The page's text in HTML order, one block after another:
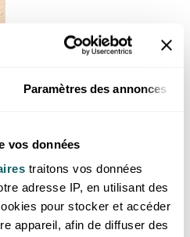
Paramètres des annonces
vos données
traitons vos données
adresse IP, en utilisant des
pour stocker et accéder
appareil, afin de diffuser des